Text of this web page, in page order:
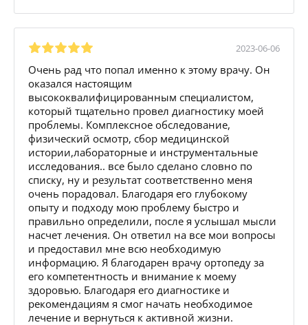
2023-06-06
Очень рад что попал именно к этому врачу. Он
оказался настоящим
высококвалифицированным специалистом,
который тщательно провел диагностику моей
проблемы. Комплексное обследование,
физический осмотр, сбор медицинской
истории,лабораторные и инструментальные
исследования.. все было сделано словно по
списку, ну и результат соответственно меня
очень порадовал. Благодаря его глубокому
опыту и подходу мою проблему быстро и
правильно определили, после я услышал мысли
насчет лечения. Он ответил на все мои вопросы
и предоставил мне всю необходимую
информацию. Я благодарен врачу ортопеду за
его компетентность и внимание к моему
здоровью. Благодаря его диагностике и
рекомендациям я смог начать необходимое
лечение и вернуться к активной жизни.